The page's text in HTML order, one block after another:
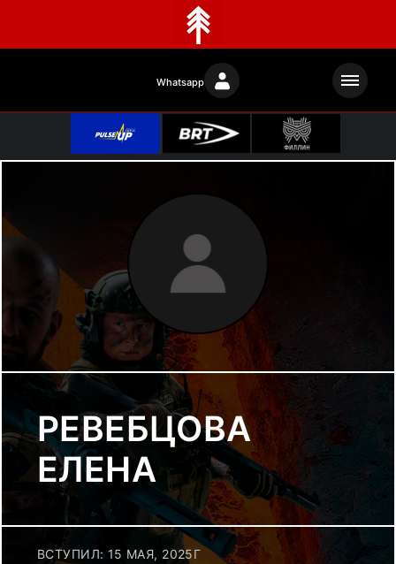
Whatsapp
РЕВЕБЦОВА
ЕЛЕНА
ВСТУПИЛ: 15 МАЯ, 2025Г